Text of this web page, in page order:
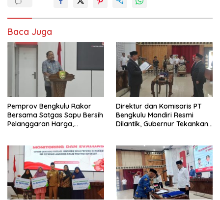
Baca Juga
Pemprov Bengkulu Rakor
Bersama Satgas Sapu Bersih
Pelanggaran Harga,
Masih Jadi Sorotan
Direktur dan Komisaris PT
Bengkulu Mandiri Resmi
Dilantik, Gubernur Tekankan